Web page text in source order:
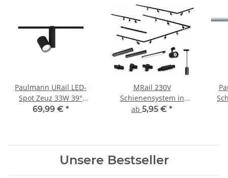
Paulmann URail LED-
Spot Zeuz 33W 39°
4000K Schwarz matt |
69,99 € *
MRail 230V
Schienensystem in
Schwarz GU10 Spots
ab 5,95 € *
Unsere Bestseller